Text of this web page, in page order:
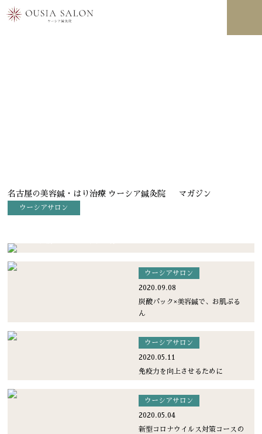
名古屋の美容鍼・はり治療 ウーシア鍼灸院
マガジン
ウーシアサロン
ウーシアサロン
ウーシアサロン
2020.09.08
炭酸パック×美容鍼で、お肌ぷる
ん
ウーシアサロン
2020.05.11
免疫力を向上させるために
ウーシアサロン
2020.05.04
新型コロナウイルス対策コースの